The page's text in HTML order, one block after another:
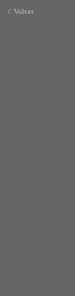
Volver